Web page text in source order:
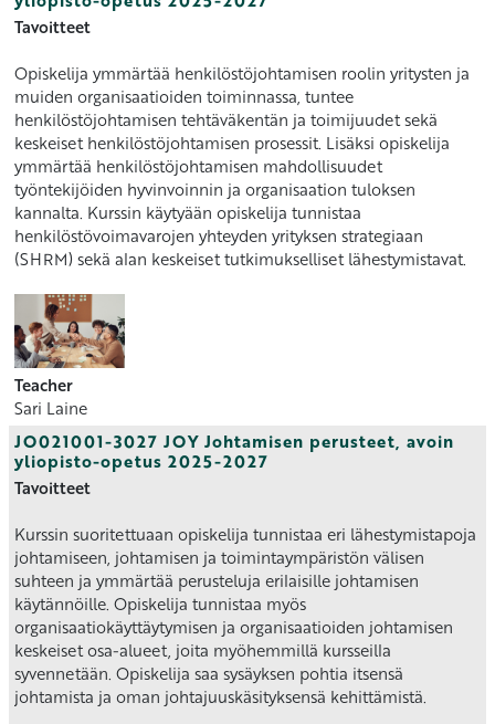
Tavoitteet
Opiskelija ymmärtää henkilöstöjohtamisen roolin yritysten ja
muiden organisaatioiden toiminnassa, tuntee
henkilöstöjohtamisen tehtäväkentän ja toimijuudet sekä
keskeiset henkilöstöjohtamisen prosessit. Lisäksi opiskelija
ymmärtää henkilöstöjohtamisen mahdollisuudet
työntekijöiden hyvinvoinnin ja organisaation tuloksen
kannalta. Kurssin käytyään opiskelija tunnistaa
henkilöstövoimavarojen yhteyden yrityksen strategiaan
(SHRM) sekä alan keskeiset tutkimukselliset lähestymistavat.
Teacher
Sari Laine
JO021001-3027 JOY Johtamisen perusteet, avoin
yliopisto-opetus 2025-2027
Tavoitteet
Kurssin suoritettuaan opiskelija tunnistaa eri lähestymistapoja
johtamiseen, johtamisen ja toimintaympäristön välisen
suhteen ja ymmärtää perusteluja erilaisille johtamisen
käytännöille. Opiskelija tunnistaa myös
organisaatiokäyttäytymisen ja organisaatioiden johtamisen
keskeiset osa-alueet, joita myöhemmillä kursseilla
syvennetään. Opiskelija saa sysäyksen pohtia itsensä
johtamista ja oman johtajuuskäsityksensä kehittämistä.